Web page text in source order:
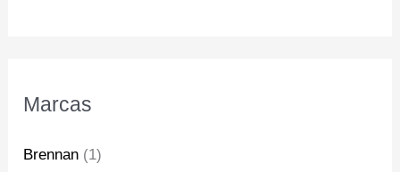
Marcas
Brennan (1)